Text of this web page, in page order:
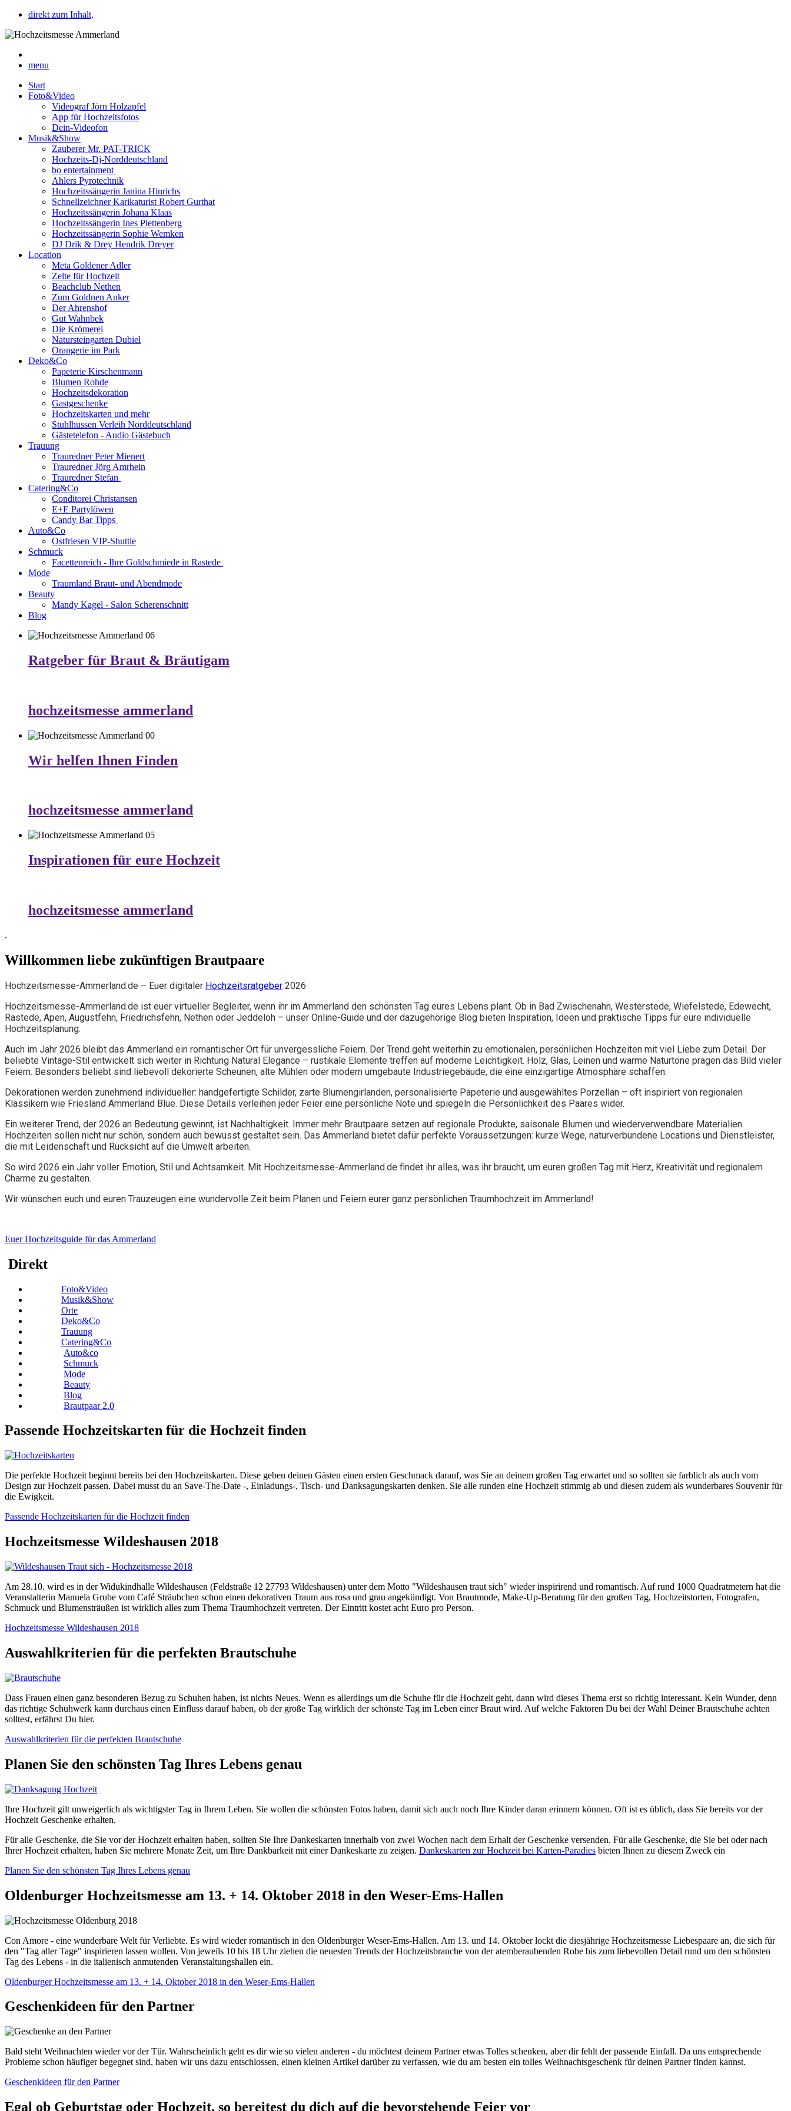
direkt zum Inhalt.
menu
Start
Foto&Video
Videograf Jörn Holzapfel
App für Hochzeitsfotos
Dein-Videofon
Musik&Show
Zauberer Mr. PAT-TRICK
Hochzeits-Dj-Norddeutschland
bo entertainment
Ahlers Pyrotechnik
Hochzeitssängerin Janina Hinrichs
Schnellzeichner Karikaturist Robert Gurthat
Hochzeitssängerin Johana Klaas
Hochzeitssängerin Ines Plettenberg
Hochzeitssängerin Sophie Wemken
DJ Drik & Drey Hendrik Dreyer
Location
Meta Goldener Adler
Zelte für Hochzeit
Beachclub Nethen
Zum Goldnen Anker
Der Ahrenshof
Gut Wahnbek
Die Krömerei
Natursteingarten Dubiel
Orangerie im Park
Deko&Co
Papeterie Kirschenmann
Blumen Rohde
Hochzeitsdekoration
Gastgeschenke
Hochzeitskarten und mehr
Stuhlhussen Verleih Norddeutschland
Gästetelefon - Audio Gästebuch
Trauung
Trauredner Peter Mienert
Trauredner Jörg Amrhein
Trauredner Stefan
Catering&Co
Conditorei Christansen
E+E Partylöwen
Candy Bar Tipps
Auto&Co
Ostfriesen VIP-Shuttle
Schmuck
Facettenreich - Ihre Goldschmiede in Rastede
Mode
Traumland Braut- und Abendmode
Beauty
Mandy Kagel - Salon Scherenschnitt
Blog
Ratgeber für Braut & Bräutigam
hochzeitsmesse ammerland
Wir helfen Ihnen Finden
hochzeitsmesse ammerland
Inspirationen für eure Hochzeit
hochzeitsmesse ammerland
.
Willkommen liebe zukünftigen Brautpaare
Hochzeitsmesse-Ammerland.de – Euer digitaler Hochzeitsratgeber 2026
Hochzeitsmesse-Ammerland.de ist euer virtueller Begleiter, wenn ihr im Ammerland den schönsten Tag eures Lebens plant. Ob in Bad Zwischenahn, Westerstede, Wiefelstede, Edewecht,
Rastede, Apen, Augustfehn, Friedrichsfehn, Nethen oder Jeddeloh – unser Online-Guide und der dazugehörige Blog bieten Inspiration, Ideen und praktische Tipps für eure individuelle
Hochzeitsplanung.
Auch im Jahr 2026 bleibt das Ammerland ein romantischer Ort für unvergessliche Feiern. Der Trend geht weiterhin zu emotionalen, persönlichen Hochzeiten mit viel Liebe zum Detail. Der
beliebte Vintage-Stil entwickelt sich weiter in Richtung Natural Elegance – rustikale Elemente treffen auf moderne Leichtigkeit. Holz, Glas, Leinen und warme Naturtöne prägen das Bild vieler
Feiern. Besonders beliebt sind liebevoll dekorierte Scheunen, alte Mühlen oder modern umgebaute Industriegebäude, die eine einzigartige Atmosphäre schaffen.
Dekorationen werden zunehmend individueller: handgefertigte Schilder, zarte Blumengirlanden, personalisierte Papeterie und ausgewähltes Porzellan – oft inspiriert von regionalen
Klassikern wie Friesland Ammerland Blue. Diese Details verleihen jeder Feier eine persönliche Note und spiegeln die Persönlichkeit des Paares wider.
Ein weiterer Trend, der 2026 an Bedeutung gewinnt, ist Nachhaltigkeit. Immer mehr Brautpaare setzen auf regionale Produkte, saisonale Blumen und wiederverwendbare Materialien.
Hochzeiten sollen nicht nur schön, sondern auch bewusst gestaltet sein. Das Ammerland bietet dafür perfekte Voraussetzungen: kurze Wege, naturverbundene Locations und Dienstleister,
die mit Leidenschaft und Rücksicht auf die Umwelt arbeiten.
So wird 2026 ein Jahr voller Emotion, Stil und Achtsamkeit. Mit Hochzeitsmesse-Ammerland.de findet ihr alles, was ihr braucht, um euren großen Tag mit Herz, Kreativität und regionalem
Charme zu gestalten.
Wir wünschen euch und euren Trauzeugen eine wundervolle Zeit beim Planen und Feiern eurer ganz persönlichen Traumhochzeit im Ammerland!
Euer Hochzeitsguide für das Ammerland
Direkt
Foto&Video
Musik&Show
Orte
Deko&Co
Trauung
Catering&Co
Auto&co
Schmuck
Mode
Beauty
Blog
Brautpaar 2.0
Passende Hochzeitskarten für die Hochzeit finden
Die perfekte Hochzeit beginnt bereits bei den Hochzeitskarten. Diese geben deinen Gästen einen ersten Geschmack darauf, was Sie an deinem großen Tag erwartet und so sollten sie farblich als auch vom
Design zur Hochzeit passen. Dabei musst du an Save-The-Date -, Einladungs-, Tisch- und Danksagungskarten denken. Sie alle runden eine Hochzeit stimmig ab und diesen zudem als wunderbares Souvenir für
die Ewigkeit.
Passende Hochzeitskarten für die Hochzeit finden
Hochzeitsmesse Wildeshausen 2018
Am 28.10. wird es in der Widukindhalle Wildeshausen (Feldstraße 12 27793 Wildeshausen) unter dem Motto "Wildeshausen traut sich" wieder inspirirend und romantisch. Auf rund 1000 Quadratmetern hat die
Veranstalterin Manuela Grube vom Café Sträubchen schon einen dekorativen Traum aus rosa und grau angekündigt. Von Brautmode, Make-Up-Beratung für den großen Tag, Hochzeitstorten, Fotografen,
Schmuck und Blumensträußen ist wirklich alles zum Thema Traumhochzeit vertreten. Der Eintritt kostet acht Euro pro Person.
Hochzeitsmesse Wildeshausen 2018
Auswahlkriterien für die perfekten Brautschuhe
Dass Frauen einen ganz besonderen Bezug zu Schuhen haben, ist nichts Neues. Wenn es allerdings um die Schuhe für die Hochzeit geht, dann wird dieses Thema erst so richtig interessant. Kein Wunder, denn
das richtige Schuhwerk kann durchaus einen Einfluss darauf haben, ob der große Tag wirklich der schönste Tag im Leben einer Braut wird. Auf welche Faktoren Du bei der Wahl Deiner Brautschuhe achten
solltest, erfährst Du hier.
Auswahlkriterien für die perfekten Brautschuhe
Planen Sie den schönsten Tag Ihres Lebens genau
Ihre Hochzeit gilt unweigerlich als wichtigster Tag in Ihrem Leben. Sie wollen die schönsten Fotos haben, damit sich auch noch Ihre Kinder daran erinnern können. Oft ist es üblich, dass Sie bereits vor der
Hochzeit Geschenke erhalten.
Für alle Geschenke, die Sie vor der Hochzeit erhalten haben, sollten Sie Ihre Dankeskarten innerhalb von zwei Wochen nach dem Erhalt der Geschenke versenden. Für alle Geschenke, die Sie bei oder nach
Ihrer Hochzeit erhalten, haben Sie mehrere Monate Zeit, um Ihre Dankbarkeit mit einer Dankeskarte zu zeigen. Dankeskarten zur Hochzeit bei Karten-Paradies bieten Ihnen zu diesem Zweck ein
Planen Sie den schönsten Tag Ihres Lebens genau
Oldenburger Hochzeitsmesse am 13. + 14. Oktober 2018 in den Weser-Ems-Hallen
Con Amore - eine wunderbare Welt für Verliebte. Es wird wieder romantisch in den Oldenburger Weser-Ems-Hallen. Am 13. und 14. Oktober lockt die diesjährige Hochzeitsmesse Liebespaare an, die sich für
den "Tag aller Tage" inspirieren lassen wollen. Von jeweils 10 bis 18 Uhr ziehen die neuesten Trends der Hochzeitsbranche von der atemberaubenden Robe bis zum liebevollen Detail rund um den schönsten
Tag des Lebens - in die italienisch anmutenden Veranstaltungshallen ein.
Oldenburger Hochzeitsmesse am 13. + 14. Oktober 2018 in den Weser-Ems-Hallen
Geschenkideen für den Partner
Bald steht Weihnachten wieder vor der Tür. Wahrscheinlich geht es dir wie so vielen anderen - du möchtest deinem Partner etwas Tolles schenken, aber dir fehlt der passende Einfall. Da uns entsprechende
Probleme schon häufiger begegnet sind, haben wir uns dazu entschlossen, einen kleinen Artikel darüber zu verfassen, wie du am besten ein tolles Weihnachtsgeschenk für deinen Partner finden kannst.
Geschenkideen für den Partner
Egal ob Geburtstag oder Hochzeit, so bereitest du dich auf die bevorstehende Feier vor